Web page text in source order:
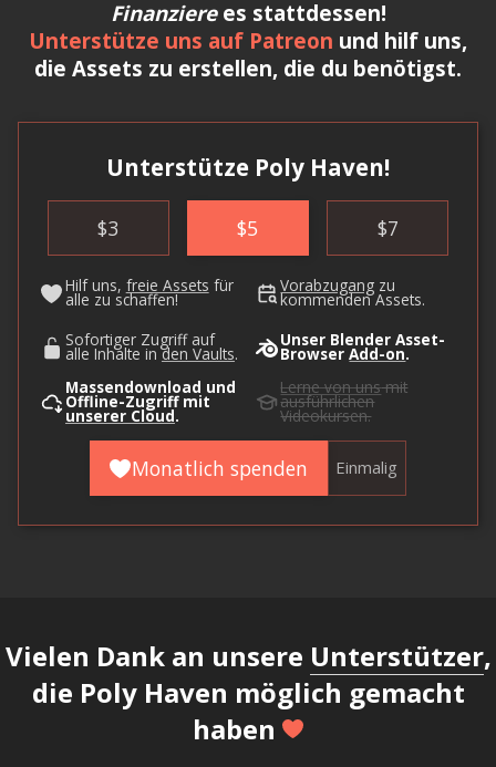
Finanzierees stattdessen!
Unterstütze uns auf Patreon und hilf uns,
die Assets zu erstellen, die du benötigst.
Unterstütze Poly Haven!
$3 $5 $7
Hilf uns, freie Assets für
alle zu schaffen!
Vorabzugang zu
kommenden Assets.
Sofortiger Zugriff auf
alle Inhalte inden Vaults.
Unser Blender Asset-
BrowserAdd-on.
Massendownload und
Offline-Zugriff mit
unserer Cloud.
Lerne von unsmit
ausführlichen
Videokursen.
Monatlich spenden Einmalig
Vielen Dank an unsere Unterstützer,
die Poly Haven möglich gemacht
haben